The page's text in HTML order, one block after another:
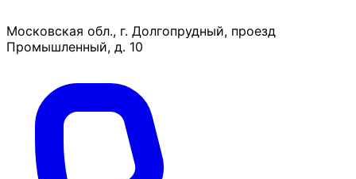
Московская обл., г. Долгопрудный, проезд
Промышленный, д. 10